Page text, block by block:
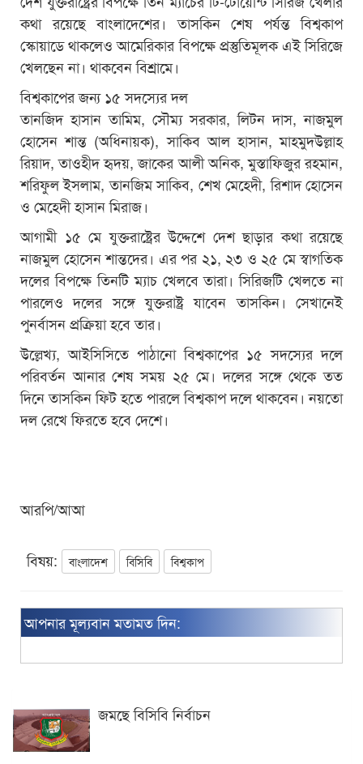
কথা রয়েছে বাংলাদেশের। তাসকিন শেষ পর্যন্ত বিশ্বকাপ
স্কোয়াডে থাকলেও আমেরিকার বিপক্ষে প্রস্তুতিমূলক এই সিরিজে
খেলছেন না। থাকবেন বিশ্রামে।
বিশ্বকাপের জন্য ১৫ সদস্যের দল
তানজিদ হাসান তামিম, সৌম্য সরকার, লিটন দাস, নাজমুল
হোসেন শান্ত (অধিনায়ক), সাকিব আল হাসান, মাহমুদউল্লাহ
রিয়াদ, তাওহীদ হৃদয়, জাকের আলী অনিক, মুস্তাফিজুর রহমান,
শরিফুল ইসলাম, তানজিম সাকিব, শেখ মেহেদী, রিশাদ হোসেন
ও মেহেদী হাসান মিরাজ।
আগামী ১৫ মে যুক্তরাষ্ট্রের উদ্দেশে দেশ ছাড়ার কথা রয়েছে
নাজমুল হোসেন শান্তদের। এর পর ২১, ২৩ ও ২৫ মে স্বাগতিক
দলের বিপক্ষে তিনটি ম্যাচ খেলবে তারা। সিরিজটি খেলতে না
পারলেও দলের সঙ্গে যুক্তরাষ্ট্র যাবেন তাসকিন। সেখানেই
পুনর্বাসন প্রক্রিয়া হবে তার।
উল্লেখ্য, আইসিসিতে পাঠানো বিশ্বকাপের ১৫ সদস্যের দলে
পরিবর্তন আনার শেষ সময় ২৫ মে। দলের সঙ্গে থেকে তত
দিনে তাসকিন ফিট হতে পারলে বিশ্বকাপ দলে থাকবেন। নয়তো
দল রেখে ফিরতে হবে দেশে।
আরপি/আআ
বিষয়: বাংলাদেশ বিসিবি বিশ্বকাপ
আপনার মূল্যবান মতামত দিন:
জমছে বিসিবি নির্বাচন